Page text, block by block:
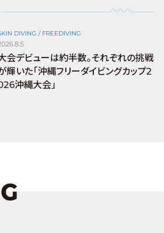
DIVING / FREEDIVING
会デビューは約半数。それぞれの挑戦
輝いた「沖縄フリーダイビングカップ2
沖縄大会」